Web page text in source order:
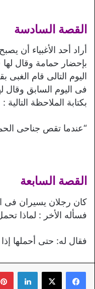
القصة السادسة
أراد أحد الأغبياء أن
بإحضار حمامة وقال
اليوم التالى قام
فى اليوم السابق
بكتابة الملاحظة التالية :
“عندما تقص جناحى
القصة السابعة
كان رجلان يسيران فى
فسأله الأخر : لماذا
فقال له: حتى أحملها